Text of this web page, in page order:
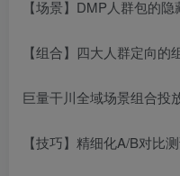
【场景】DMP人群包的
【组合】四大人群定向的
巨量干川全域场景组合投
【技巧】精细化A/B对比